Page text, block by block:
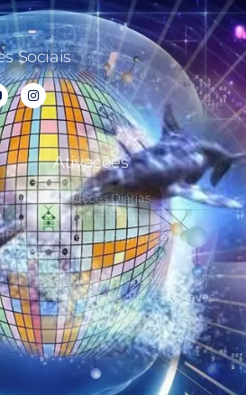
Sociais
Ativações
Ativações Diárias
Synchronotron
Ativações Diárias Lei do
Tempo
Estudos Postulados da Lei
do Tempo e das 260 Chaves
do Synchronotron